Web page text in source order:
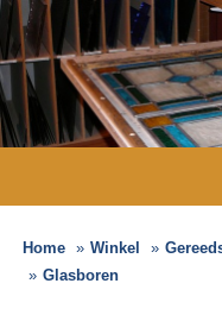
Home Winkel
Glasboren